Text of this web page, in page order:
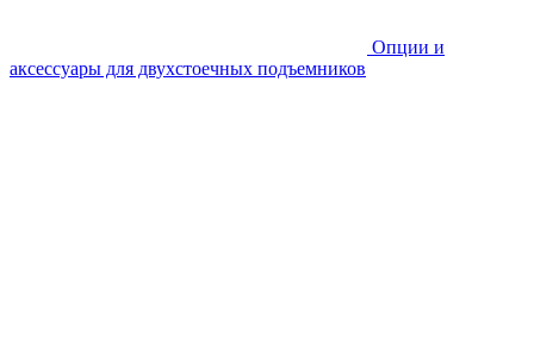
Опции и
аксессуары для двухстоечных подъемников